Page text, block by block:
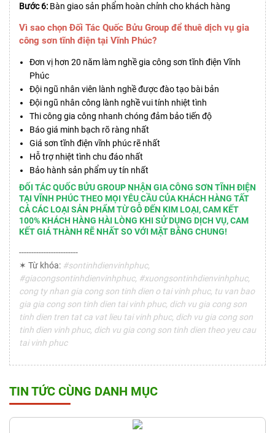
Bước 6: Bàn giao sản phẩm hoàn chỉnh cho khách hàng
Vì sao chọn Đối Tác Quốc Bửu Group để thuê dịch vụ gia
công sơn tĩnh điện tại Vĩnh Phúc?
Đơn vị hơn 20 năm làm nghề gia công sơn tĩnh điện Vĩnh
Phúc
Đội ngũ nhân viên lành nghề được đào tạo bài bản
Đội ngũ nhân công lành nghề vui tính nhiệt tình
Thi công gia công nhanh chóng đảm bảo tiến độ
Báo giá minh bạch rõ ràng nhất
Giá sơn tĩnh điện vĩnh phúc rẽ nhất
Hỗ trợ nhiệt tình chu đáo nhất
Bảo hành sản phẩm uy tín nhất
ĐỐI TÁC QUỐC BỬU GROUP NHẬN GIA CÔNG SƠN TĨNH ĐIỆN
TẠI VĨNH PHÚC THEO MỌI YÊU CẦU CỦA KHÁCH HÀNG TẤT
CẢ CÁC LOẠI SẢN PHẨM TỪ GỖ ĐẾN KIM LOẠI, CAM KẾT
100% KHÁCH HÀNG HÀI LÒNG KHI SỬ DỤNG DỊCH VỤ, CAM
KẾT GIÁ THÀNH RẼ NHẤT SO VỚI MẶT BẰNG CHUNG!
------------------------
✶ Từ khóa: #sontinhdienvinhphuc,
#giacongsontinhdienvinhphuc, #xuongsontinhdienvinhphuc,
cong ty nhan gia cong son tinh dien o tai vinh phuc, tu van bao
gia gia cong son tinh dien tai vinh phuc, dich vu gia cong son
tinh dien tren tat ca vat lieu tai vinh phuc, dich vu gia cong son
tinh dien vinh phuc, dich vu gia cong son tinh dien theo yeu cau
tai vinh phuc
TIN TỨC CÙNG DANH MỤC